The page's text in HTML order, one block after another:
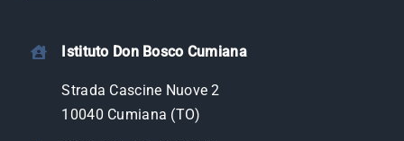
Istituto Don Bosco Cumiana
Strada Cascine Nuove 2
10040 Cumiana (TO)